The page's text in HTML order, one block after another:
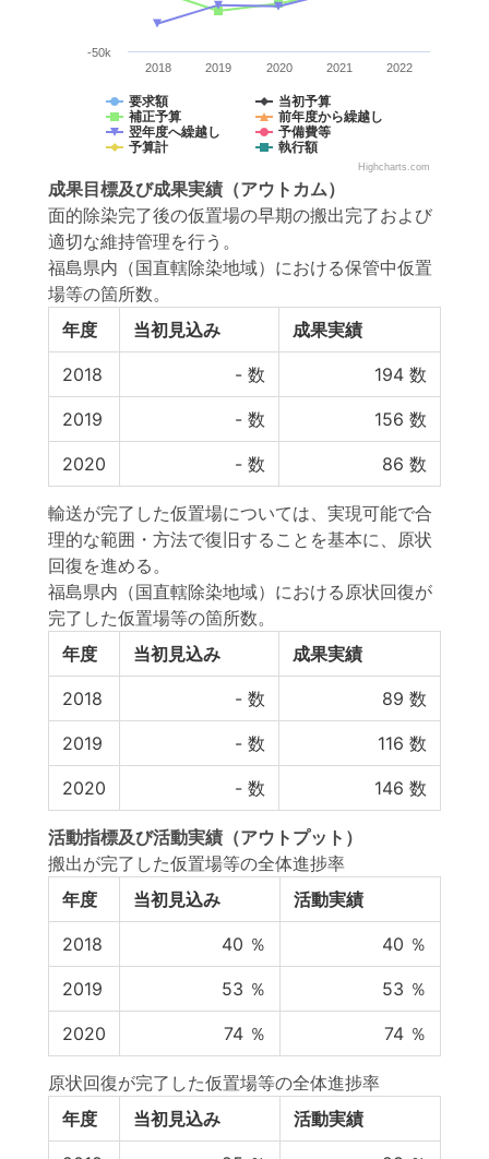
要求額
当初予算
補正予算
前年度から繰越し
翌年度へ繰越し
予備費等
予算計
執行額
2018 2019 2020 2021 2022
-50k
Highcharts.com
成果目標及び成果実績 （アウトカム）
面的除染完了後の仮置場の早期の搬出完了および
適切な維持管理を行う。
福島県内（国直轄除染地域）における保管中仮置
場等の箇所数。
年度
当初見込み 成果実績
2018 - 数 194 数
2019 - 数 156 数
2020 - 数 86 数
輸送が完了した仮置場については、実現可能で合
理的な範囲・方法で復旧することを基本に、原状
回復を進める。
福島県内（国直轄除染地域）における原状回復が
完了した仮置場等の箇所数。
年度
当初見込み 成果実績
2018 - 数 89 数
2019 - 数 116 数
2020 - 数 146 数
活動指標及び活動実績 （アウトプット）
搬出が完了した仮置場等の全体進捗率
年度
当初見込み 活動実績
2018 40 ％ 40 ％
2019 53 ％ 53 ％
2020 74 ％ 74 ％
原状回復が完了した仮置場等の全体進捗率
年度
当初見込み 活動実績